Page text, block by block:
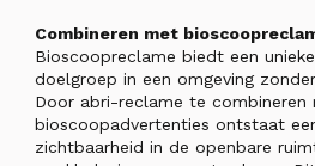
Combineren met
Bioscoopreclame biedt een
doelgroep in een omgeving
Door abri-reclame te combineren
bioscoopadvertenties ontstaat
zichtbaarheid in de openbare